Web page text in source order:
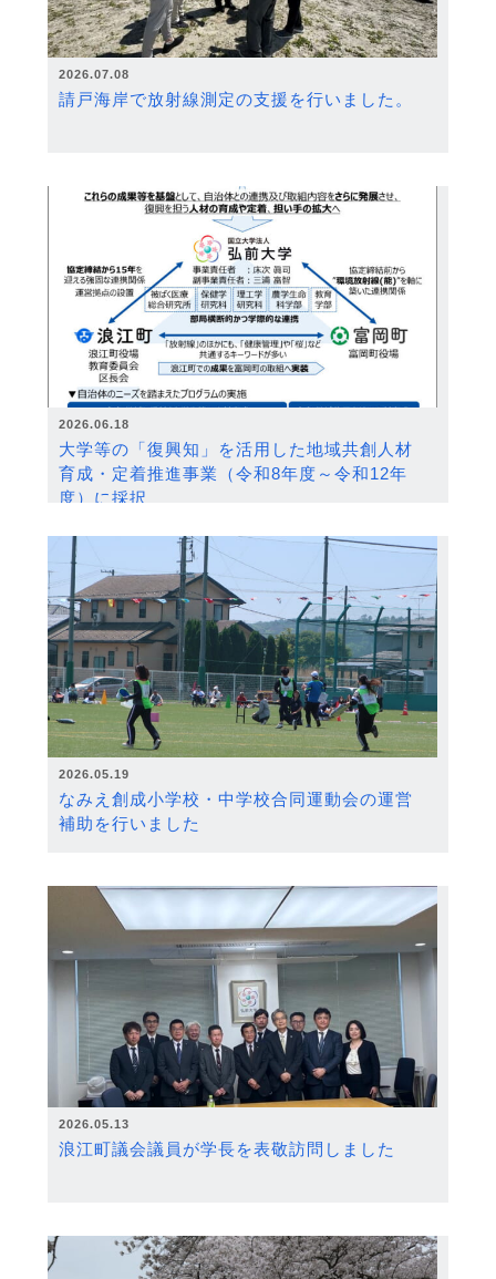
2026.07.08
請戸海岸で放射線測定の支援を行いました。
2026.06.18
大学等の「復興知」を活用した地域共創人材
育成・定着推進事業（令和8年度～令和12年
度）に採択
2026.05.19
なみえ創成小学校・中学校合同運動会の運営
補助を行いました
2026.05.13
浪江町議会議員が学長を表敬訪問しました